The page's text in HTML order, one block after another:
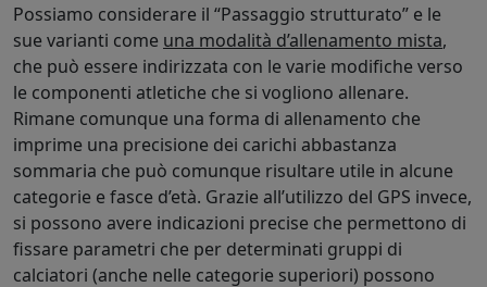
Possiamo considerare il “Passaggio strutturato” e le
sue varianti come una modalità d’allenamento mista,
che può essere indirizzata con le varie modifiche verso
le componenti atletiche che si vogliono allenare.
Rimane comunque una forma di allenamento che
imprime una precisione dei carichi abbastanza
sommaria che può comunque risultare utile in alcune
categorie e fasce d’età. Grazie all’utilizzo del GPS invece,
si possono avere indicazioni precise che permettono di
fissare parametri che per determinati gruppi di
calciatori (anche nelle categorie superiori) possono